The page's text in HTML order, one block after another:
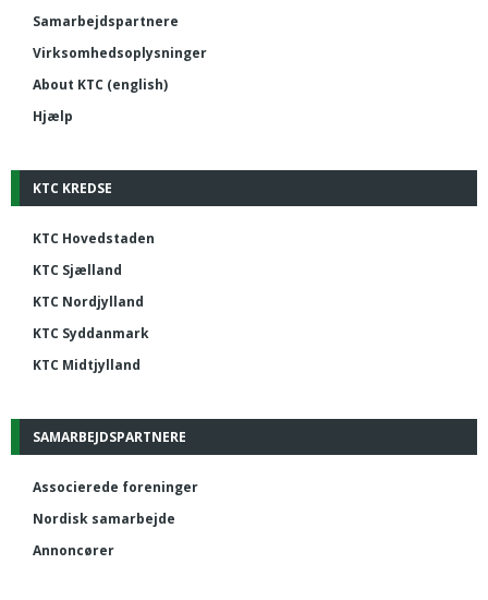
Samarbejdspartnere
Virksomhedsoplysninger
About KTC (english)
Hjælp
KTC KREDSE
KTC Hovedstaden
KTC Sjælland
KTC Nordjylland
KTC Syddanmark
KTC Midtjylland
SAMARBEJDSPARTNERE
Associerede foreninger
Nordisk samarbejde
Annoncører